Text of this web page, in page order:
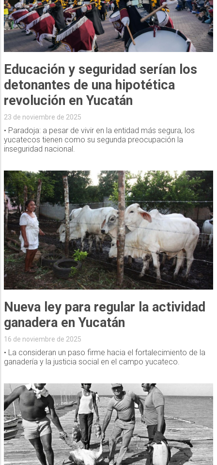
Educación y seguridad serían los
detonantes de una hipotética
revolución en Yucatán
23 de noviembre de 2025
• Paradoja: a pesar de vivir en la entidad más segura, los
yucatecos tienen como su segunda preocupación la
inseguridad nacional.
Nueva ley para regular la actividad
ganadera en Yucatán
16 de noviembre de 2025
• La consideran un paso firme hacia el fortalecimiento de la
ganadería y la justicia social en el campo yucateco.